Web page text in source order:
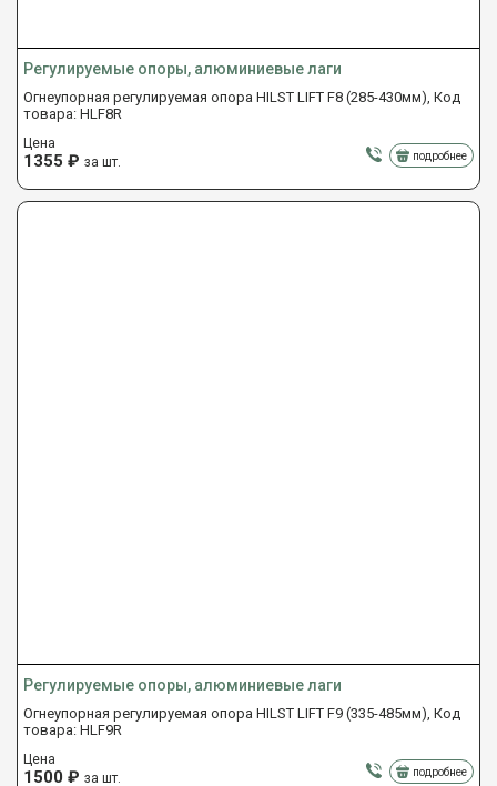
Регулируемые опоры, алюминиевые лаги
Огнеупорная регулируемая опора HILST LIFT F8 (285-430мм), Код
товара: HLF8R
Цена
1355 ₽ за шт. подробнее
Регулируемые опоры, алюминиевые лаги
Огнеупорная регулируемая опора HILST LIFT F9 (335-485мм), Код
товара: HLF9R
Цена
1500 ₽ за шт. подробнее